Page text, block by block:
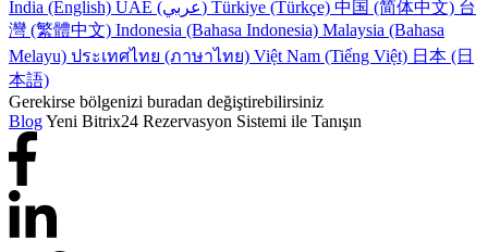
India (English)
UAE (عربي) Türkiye (Türkçe) 中国 (简体中文) 台
灣 (繁體中文) Indonesia (Bahasa Indonesia) Malaysia (Bahasa
Melayu) ประเทศไทย (ภาษาไทย) Việt Nam (Tiếng Việt) 日本 (日
本語)
Gerekirse bölgenizi buradan değiştirebilirsiniz
BlogYeni Bitrix24 Rezervasyon Sistemi ile Tanışın